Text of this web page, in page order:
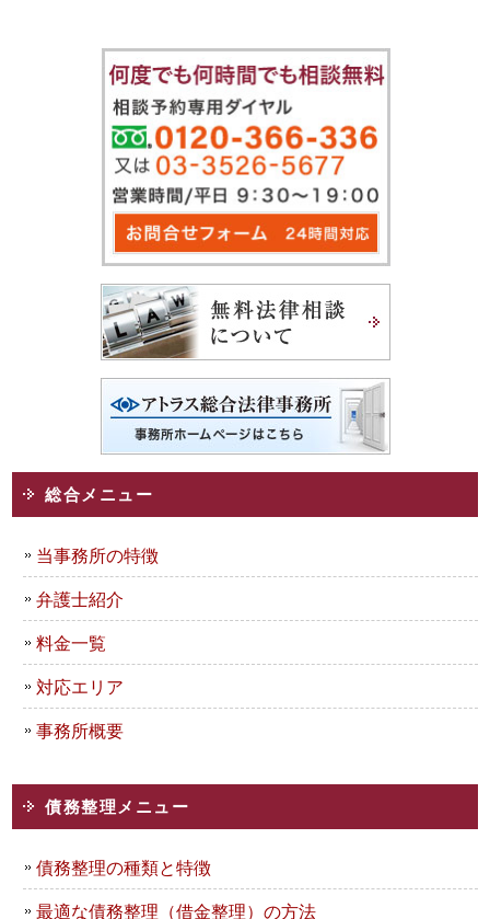
総合メニュー
当事務所の特徴
弁護士紹介
料金一覧
対応エリア
事務所概要
債務整理メニュー
債務整理の種類と特徴
最適な債務整理（借金整理）の方法